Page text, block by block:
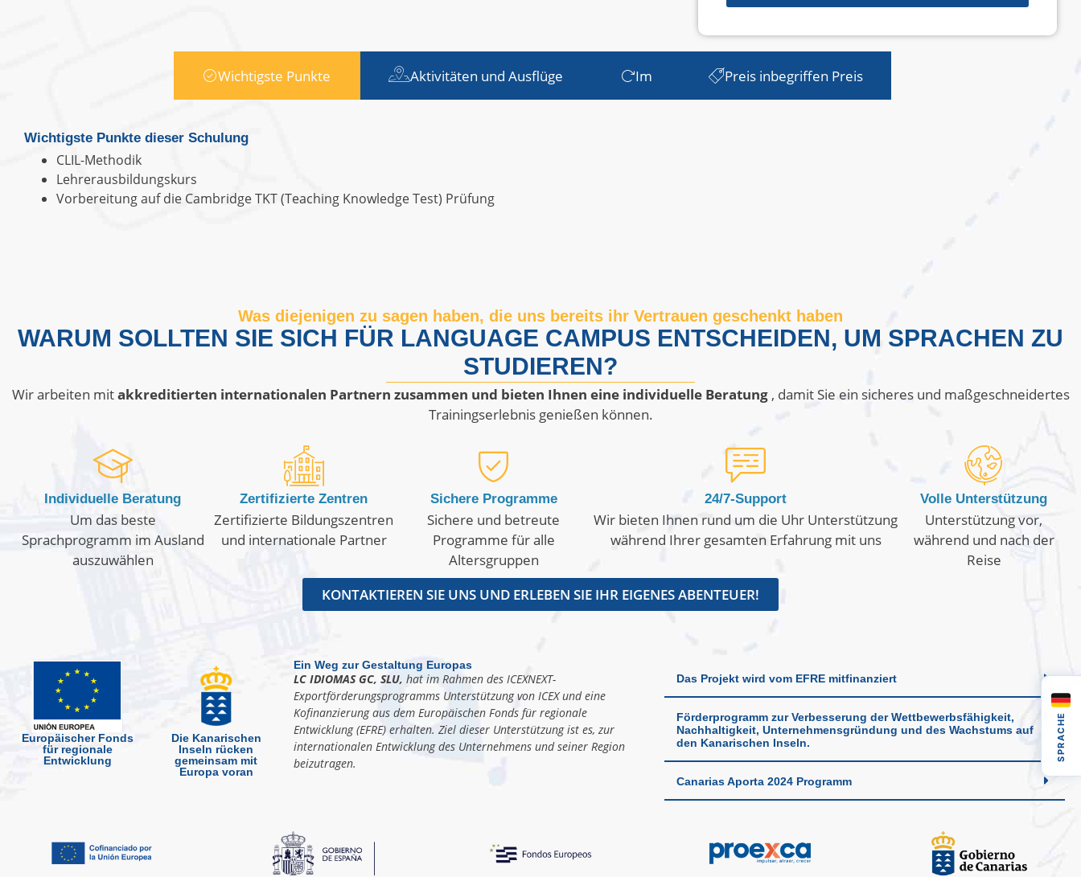
Wichtigste Punkte Aktivitäten und Ausflüge Im Preis inbegriffen Preis
Wichtigste Punkte dieser Schulung
CLIL-Methodik
Lehrerausbildungskurs
Vorbereitung auf die Cambridge TKT (Teaching Knowledge Test) Prüfung
Was diejenigen zu sagen haben, die uns bereits ihr Vertrauen geschenkt haben
WARUM SOLLTEN SIE SICH FÜR LANGUAGE CAMPUS ENTSCHEIDEN, UM SPRACHEN ZU
STUDIEREN?
Wir arbeiten mitakkreditierten internationalen Partnern zusammen und bieten Ihnen eine individuelle Beratung, damit Sie ein sicheres und maßgeschneidertes
Trainingserlebnis genießen können.
Individuelle Beratung
Um das beste
Sprachprogramm im Ausland
auszuwählen
Zertifizierte Zentren
Zertifizierte Bildungszentren
und internationale Partner
Sichere Programme
Sichere und betreute
Programme für alle
Altersgruppen
24/7-Support
Wir bieten Ihnen rund um die Uhr Unterstützung
während Ihrer gesamten Erfahrung mit uns
Volle Unterstützung
Unterstützung vor,
während und nach der
Reise
KONTAKTIEREN SIE UNS UND ERLEBEN SIE IHR EIGENES ABENTEUER!
Europäischer Fonds
für regionale
Entwicklung
Die Kanarischen
Inseln rücken
gemeinsam mit
Europa voran
Ein Weg zur Gestaltung Europas
LC IDIOMAS GC, SLU, hat im Rahmen des ICEXNEXT-
Exportförderungsprogramms Unterstützung von ICEX und eine
Kofinanzierung aus dem Europäischen Fonds für regionale
Entwicklung (EFRE) erhalten. Ziel dieser Unterstützung ist es, zur
internationalen Entwicklung des Unternehmens und seiner Region
beizutragen.
Das Projekt wird vom EFRE mitfinanziert
Förderprogramm zur Verbesserung der Wettbewerbsfähigkeit,
Nachhaltigkeit, Unternehmensgründung und des Wachstums auf
den Kanarischen Inseln.
Canarias Aporta 2024 Programm
SPRACHE